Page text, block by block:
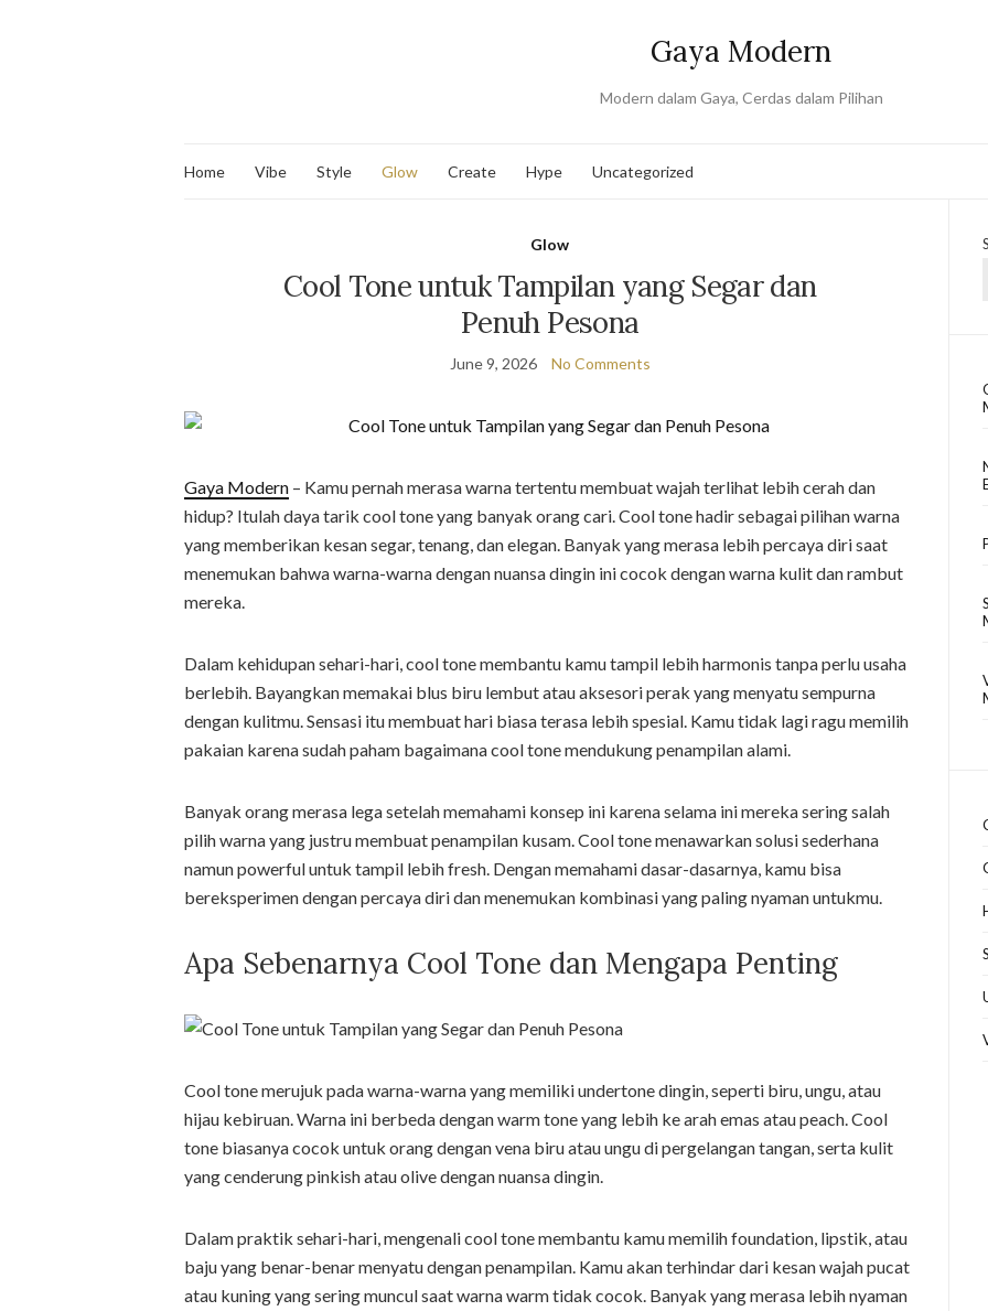
Gaya Modern
Modern dalam Gaya, Cerdas dalam Pilihan
Home Vibe Style Glow Create Hype Uncategorized
Glow
Cool Tone untuk Tampilan yang Segar dan
Penuh Pesona
June 9, 2026 No Comments
Gaya Modern – Kamu pernah merasa warna tertentu membuat wajah terlihat lebih cerah dan
hidup? Itulah daya tarik cool tone yang banyak orang cari. Cool tone hadir sebagai pilihan warna
yang memberikan kesan segar, tenang, dan elegan. Banyak yang merasa lebih percaya diri saat
menemukan bahwa warna-warna dengan nuansa dingin ini cocok dengan warna kulit dan rambut
mereka.
Dalam kehidupan sehari-hari, cool tone membantu kamu tampil lebih harmonis tanpa perlu usaha
berlebih. Bayangkan memakai blus biru lembut atau aksesori perak yang menyatu sempurna
dengan kulitmu. Sensasi itu membuat hari biasa terasa lebih spesial. Kamu tidak lagi ragu memilih
pakaian karena sudah paham bagaimana cool tone mendukung penampilan alami.
Banyak orang merasa lega setelah memahami konsep ini karena selama ini mereka sering salah
pilih warna yang justru membuat penampilan kusam. Cool tone menawarkan solusi sederhana
namun powerful untuk tampil lebih fresh. Dengan memahami dasar-dasarnya, kamu bisa
bereksperimen dengan percaya diri dan menemukan kombinasi yang paling nyaman untukmu.
Apa Sebenarnya Cool Tone dan Mengapa Penting
Cool tone merujuk pada warna-warna yang memiliki undertone dingin, seperti biru, ungu, atau
hijau kebiruan. Warna ini berbeda dengan warm tone yang lebih ke arah emas atau peach. Cool
tone biasanya cocok untuk orang dengan vena biru atau ungu di pergelangan tangan, serta kulit
yang cenderung pinkish atau olive dengan nuansa dingin.
Dalam praktik sehari-hari, mengenali cool tone membantu kamu memilih foundation, lipstik, atau
baju yang benar-benar menyatu dengan penampilan. Kamu akan terhindar dari kesan wajah pucat
atau kuning yang sering muncul saat warna warm tidak cocok. Banyak yang merasa lebih nyaman